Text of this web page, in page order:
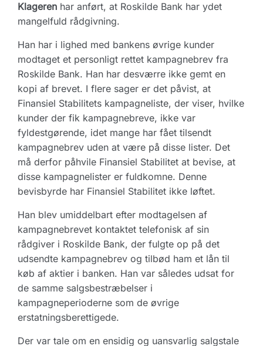
Klageren har anført, at Roskilde Bank har ydet
mangelfuld rådgivning.
Han har i lighed med bankens øvrige kunder
modtaget et personligt rettet kampagnebrev fra
Roskilde Bank. Han har desværre ikke gemt en
kopi af brevet. I flere sager er det påvist, at
Finansiel Stabilitets kampagneliste, der viser, hvilke
kunder der fik kampagnebreve, ikke var
fyldestgørende, idet mange har fået tilsendt
kampagnebrev uden at være på disse lister. Det
må derfor påhvile Finansiel Stabilitet at bevise, at
disse kampagnelister er fuldkomne. Denne
bevisbyrde har Finansiel Stabilitet ikke løftet.
Han blev umiddelbart efter modtagelsen af
kampagnebrevet kontaktet telefonisk af sin
rådgiver i Roskilde Bank, der fulgte op på det
udsendte kampagnebrev og tilbød ham et lån til
køb af aktier i banken. Han var således udsat for
de samme salgsbestræbelser i
kampagneperioderne som de øvrige
erstatningsberettigede.
Der var tale om en ensidig og uansvarlig salgstale